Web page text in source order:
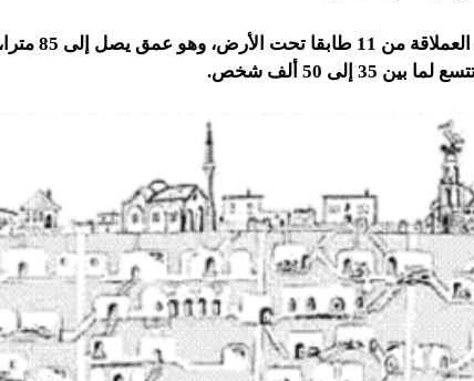
وهو عمق يصل إلى 85 مترا،
إلى 50 ألف شخص.